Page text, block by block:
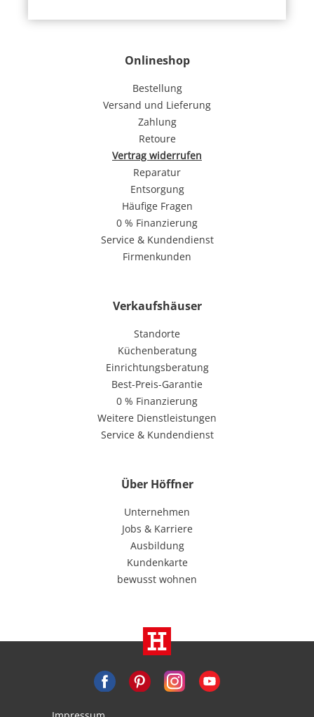
Onlineshop
Bestellung
Versand und Lieferung
Zahlung
Retoure
Vertrag widerrufen
Reparatur
Entsorgung
Häufige Fragen
0 % Finanzierung
Service & Kundendienst
Firmenkunden
Verkaufshäuser
Standorte
Küchenberatung
Einrichtungsberatung
Best-Preis-Garantie
0 % Finanzierung
Weitere Dienstleistungen
Service & Kundendienst
Über Höffner
Unternehmen
Jobs & Karriere
Ausbildung
Kundenkarte
bewusst wohnen